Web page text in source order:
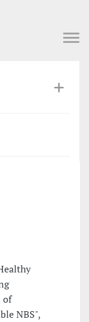
of
NBS",